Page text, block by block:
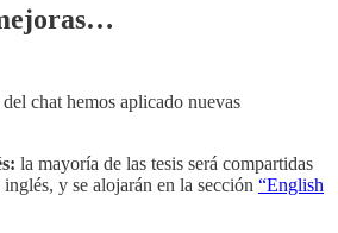
chat hemos aplicado nuevas
la mayoría de las tesis será compartidas
y se alojarán en la sección “English